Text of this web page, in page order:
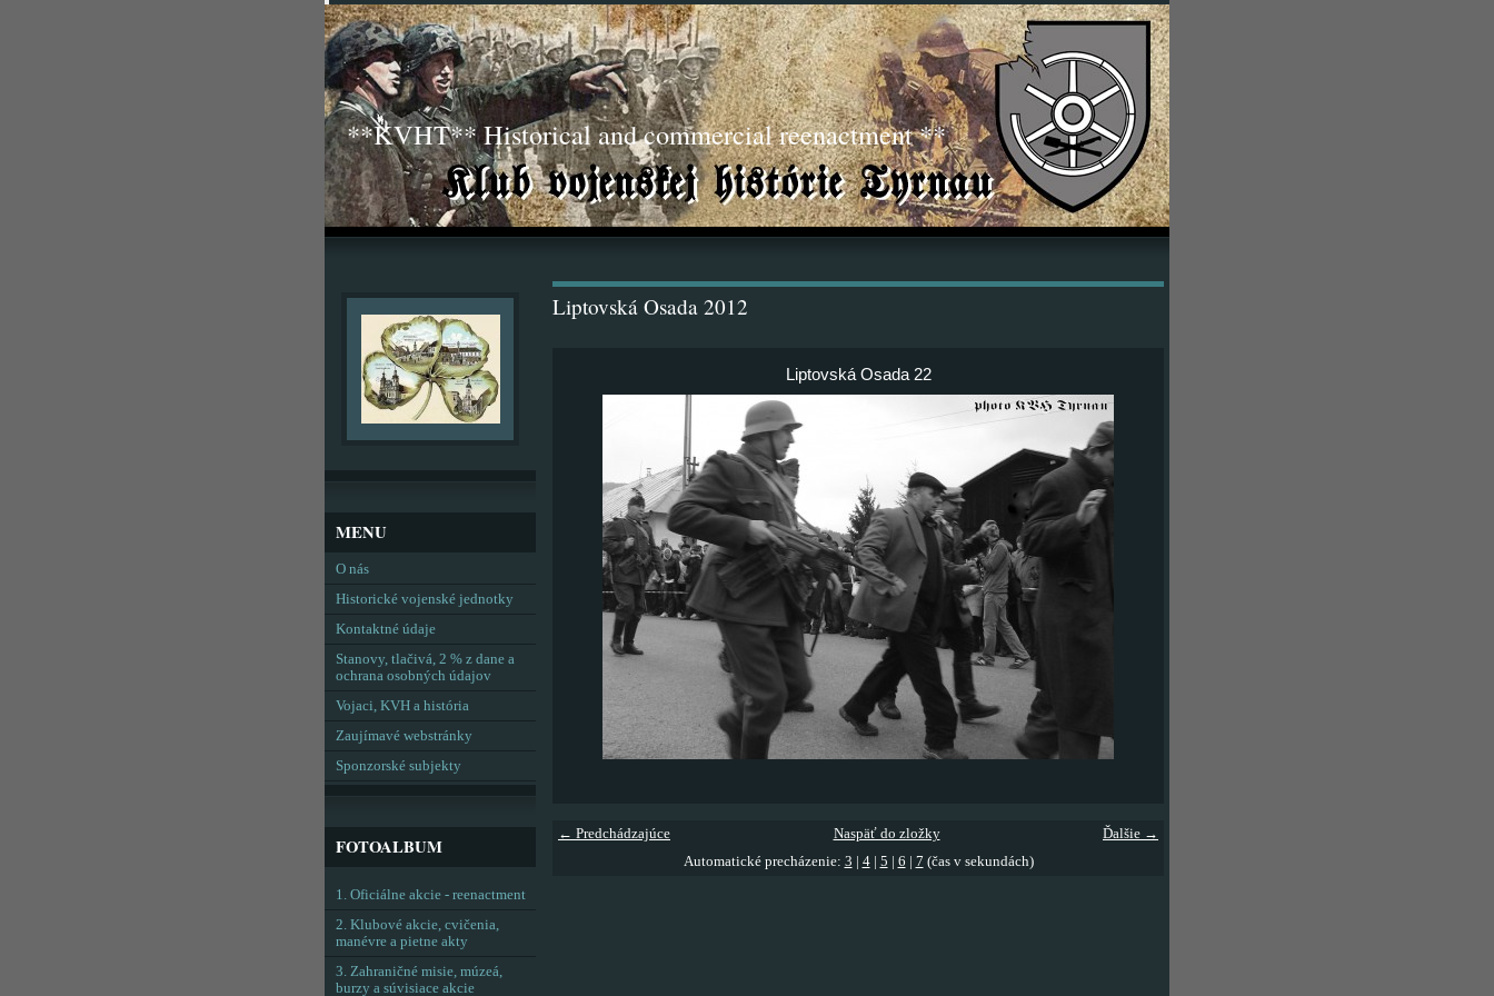
**KVHT** Historical and commercial reenactment **
Liptovská Osada 2012
Liptovská Osada 22
← Predchádzajúce Ďalšie →
Naspäť do zložky
Automatické precházenie: 3 4| 5 6 7 (čas v sekundách)
MENU
O nás
Historické vojenské jednotky
Kontaktné údaje
Stanovy, tlačivá, 2 % z dane a
ochrana osobných údajov
Vojaci, KVH a história
Zaujímavé webstránky
Sponzorské subjekty
FOTOALBUM
1. Oficiálne akcie - reenactment
2. Klubové akcie, cvičenia,
manévre a pietne akty
3. Zahraničné misie, múzeá,
burzy a súvisiace akcie